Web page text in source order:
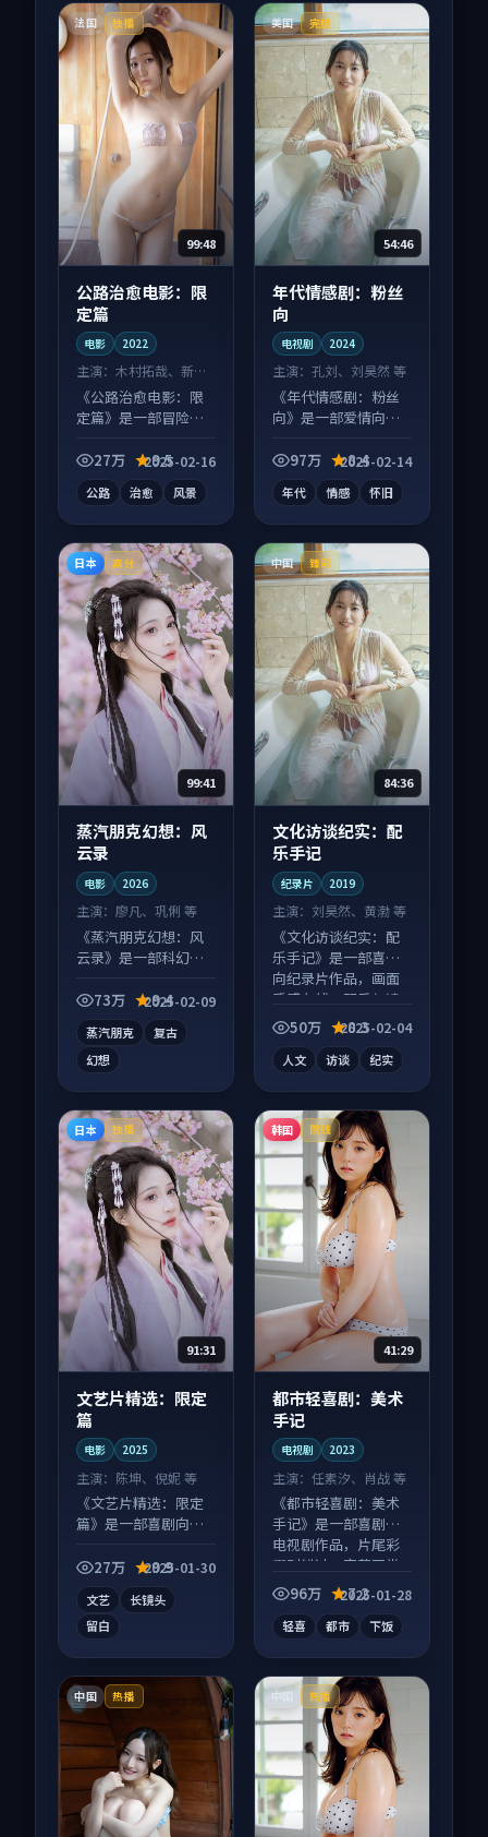
法国 独播
99:48
公路治愈电影：限
定篇
电影 2022
主演： 木村拓哉、新垣
结衣 等
《公路治愈电影：限
定篇》是一部冒险向
齐全，观感爽快不拖
27万 9.5
2025-02-16
公路 治愈 风景
美国 完结
54:46
年代情感剧：粉丝
向
电视剧 2024
主演：孔刘、刘昊然 等
《年代情感剧：粉丝
向》是一部爱情向电
别错过，字幕区常有
97万 8.4
2025-02-14
年代 情感 怀旧
日本 高分
99:41
蒸汽朋克幻想：风
云录
电影 2026
主演： 廖凡、巩俐 等
《蒸汽朋克幻想：风
云录》是一部科幻向
层层推进，尾声常有
73万 9.4
2025-02-09
蒸汽朋克
复古
幻想
中国 臻彩
84:36
文化访谈纪实：配
乐手记
纪录片 2019
主演： 刘昊然、黄渤 等
《文化访谈纪实：配
乐手记》是一部喜剧
向纪录片作品，画面
质感在线，配乐与镜
头配合度高。
50万 8.3
2025-02-04
人文 访谈 纪实
日本 独播
91:31
文艺片精选：限定
篇
电影 2025
主演： 陈坤、倪妮 等
《文艺片精选：限定
篇》是一部喜剧向电
高，适合配弹幕观
27万 9.9
2025-01-30
文艺
长镜头
留白
韩国 院线
41:29
都市轻喜剧：美术
手记
电视剧 2023
主演：任素汐、肖战 等
《都市轻喜剧：美术
手记》是一部喜剧向
电视剧作品，片尾彩
蛋别错过，字幕区常
有惊喜。
96万 7.2
2025-01-28
轻喜 都市 下饭
中国 热播 中国 热播